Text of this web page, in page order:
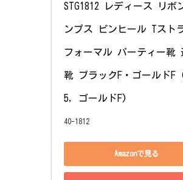
STG1812 レディース リボ
ンプス ピンヒール Tスト
フォーマル パーティー靴
靴 ブラックF・ゴールドF
5, ゴールドF)
40-1812
Amazonで見る